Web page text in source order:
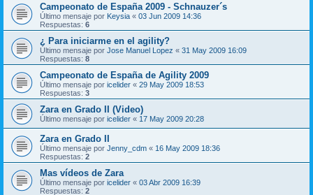
Campeonato de España 2009 - Schnauzer´s
Último mensaje por Keysia « 03 Jun 2009 14:36
Respuestas: 6
¿ Para iniciarme en el agility?
Último mensaje por Jose Manuel Lopez « 31 May 2009 16:09
Respuestas: 8
Campeonato de España de Agility 2009
Último mensaje por icelider « 29 May 2009 18:53
Respuestas: 3
Zara en Grado II (Video)
Último mensaje por icelider « 17 May 2009 20:28
Zara en Grado II
Último mensaje por Jenny_cdm « 16 May 2009 18:36
Respuestas: 2
Mas vídeos de Zara
Último mensaje por icelider « 03 Abr 2009 16:39
Respuestas: 2